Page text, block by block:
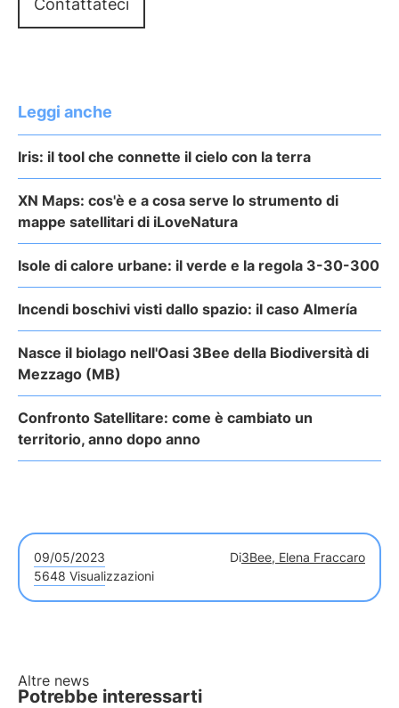
Contattateci
Leggi anche
Iris: il tool che connette il cielo con la terra
XN Maps: cos'è e a cosa serve lo strumento di
mappe satellitari di iLoveNatura
Isole di calore urbane: il verde e la regola 3-30-300
Incendi boschivi visti dallo spazio: il caso Almería
Nasce il biolago nell'Oasi 3Bee della Biodiversità di
Mezzago (MB)
Confronto Satellitare: come è cambiato un
territorio, anno dopo anno
09/05/2023 Di3Bee, Elena Fraccaro
5648 Visualizzazioni
Altre news
Potrebbe interessarti